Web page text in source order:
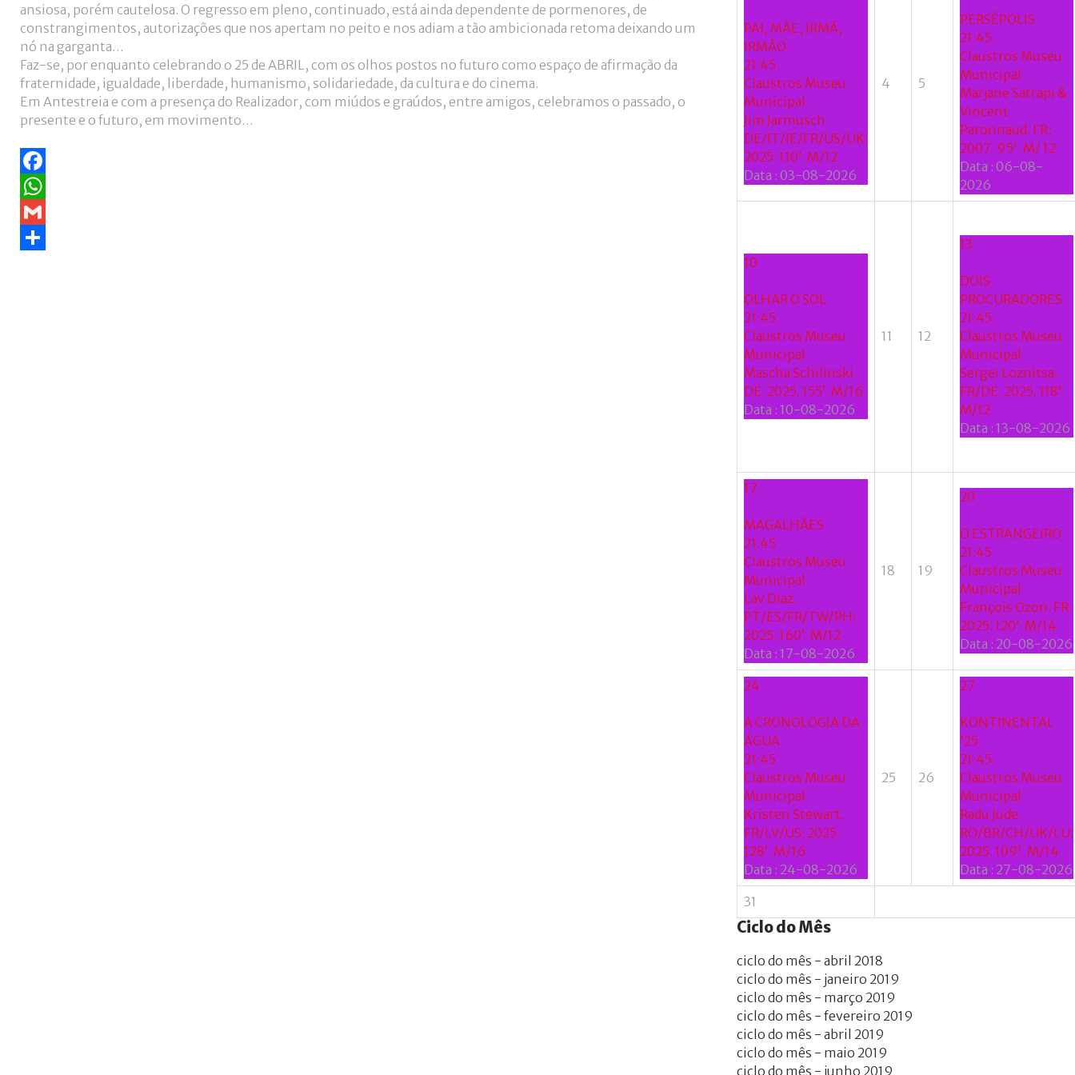
ansiosa, porém cautelosa. O regresso em pleno, continuado, está ainda dependente de pormenores, de
constrangimentos, autorizações que nos apertam no peito e nos adiam a tão ambicionada retoma deixando um
nó na garganta…
Faz-se, por enquanto celebrando o 25 de ABRIL, com os olhos postos no futuro como espaço de afirmação da
fraternidade, igualdade, liberdade, humanismo, solidariedade, da cultura e do cinema.
Em Antestreia e com a presença do Realizador, com miúdos e graúdos, entre amigos, celebramos o passado, o
presente e o futuro, em movimento…
Facebook
WhatsApp
Gmail
PAI, MÃE, IRMÃ,
IRMÃO
21:45
Claustros Museu
Municipal
Jim Jarmusch.
DE/IT/IE/FR/US/UK:
2025. 110’. M/12
Data : 03-08-2026
4 5
PERSÉPOLIS
21:45
Claustros Museu
Municipal
Marjane Satrapi &
Vincent
Paronnaud. FR:
2007. 95'. M/ 12
Data : 06-08-
2026
10
OLHAR O SOL
21:45
Claustros Museu
Municipal
Mascha Schilinski.
DE: 2025. 155’. M/16
Data : 10-08-2026
11 12
13
DOIS
PROCURADORES
21:45
Claustros Museu
Municipal
Sergei Loznitsa.
FR/DE: 2025. 118’.
M/12
Data : 13-08-2026
17
MAGALHÃES
21:45
Claustros Museu
Municipal
Lav Diaz.
PT/ES/FR/TW/PH:
2025. 160’. M/12
Data : 17-08-2026
18 19
20
O ESTRANGEIRO
21:45
Claustros Museu
Municipal
François Ozon. FR:
2025. 120’. M/14
Data : 20-08-2026
24
A CRONOLOGIA DA
ÁGUA
21:45
Claustros Museu
Municipal
Kristen Stewart.
FR/LV/US: 2025.
128’. M/16
Data : 24-08-2026
25 26
27
KONTINENTAL
'25
21:45
Claustros Museu
Municipal
Radu Jude.
RO/BR/CH/UK/LU:
2025. 109’. M/14
Data : 27-08-2026
31
CiclodoMês
ciclo do mês - abril 2018
ciclo do mês - janeiro 2019
ciclo do mês - março 2019
ciclo do mês - fevereiro 2019
ciclo do mês - abril 2019
ciclo do mês - maio 2019
ciclo do mês - junho 2019
do
utilizador?
Esqueceu-
se
da
senha?
Login
with
Facebook
Login
with
Google
+